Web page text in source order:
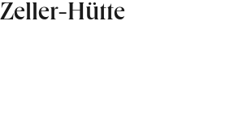
Zeller-Hütte